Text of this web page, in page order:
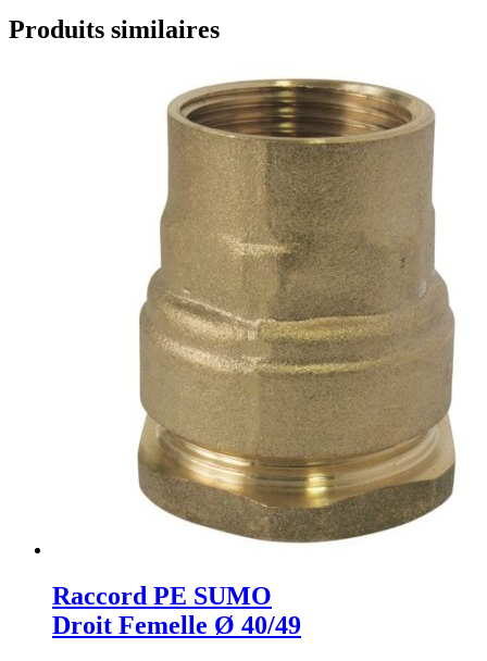
Produits similaires
Raccord PE SUMO
Droit Femelle Ø 40/49